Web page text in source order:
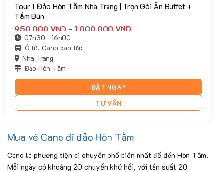
ĐẶT NGAY
TƯ VẤN
Tour 1 Đảo Hòn Tằm Nha Trang | Trọn Gói Ăn Buffet +
Tắm Bùn
950.000 VND – 1.000.000 VND
07h30 - 16h00
Ô tô, Cano cao tốc
Nha Trang
Đảo Hòn Tằm
Mua vé Cano đi đảo Hòn Tằm
Cano là phương tiện di chuyển phổ biến nhất để đến Hòn Tằm.
Mỗi ngày có khoảng 20 chuyến khứ hồi, với tần suất 20